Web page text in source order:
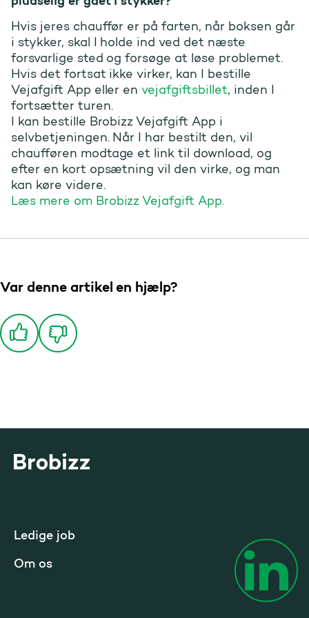
Hvis jeres chauffør er på farten, når boksen går
i stykker, skal I holde ind ved det næste
forsvarlige sted og forsøge at løse problemet.
Hvis det fortsat ikke virker, kan I bestille
Vejafgift App eller en vejafgiftsbillet, inden I
fortsætter turen.
I kan bestille Brobizz Vejafgift App i
selvbetjeningen. Når I har bestilt den, vil
chaufføren modtage et link til download, og
efter en kort opsætning vil den virke, og man
kan køre videre.
Læs mere om Brobizz Vejafgift App.
Var denne artikel en hjælp?
Ledige job
Om os